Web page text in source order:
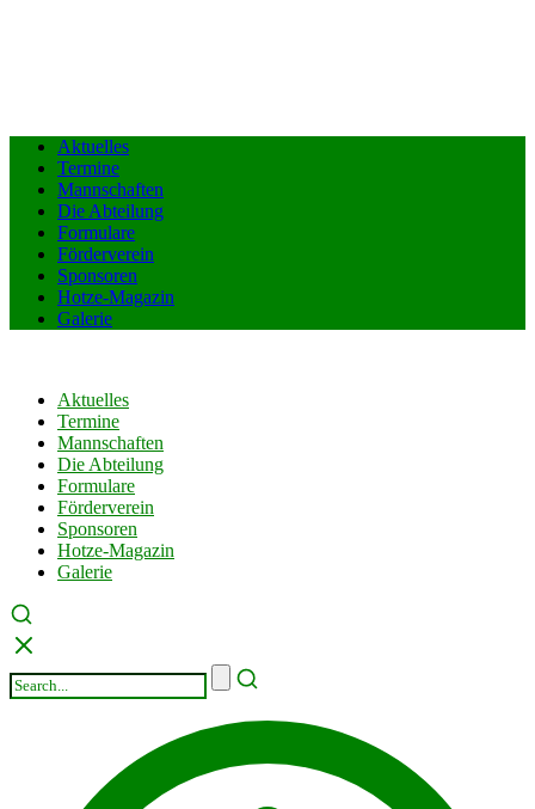
Aktuelles
Termine
Mannschaften
Die Abteilung
Formulare
Förderverein
Sponsoren
Hotze-Magazin
Galerie
Aktuelles
Termine
Mannschaften
Die Abteilung
Formulare
Förderverein
Sponsoren
Hotze-Magazin
Galerie